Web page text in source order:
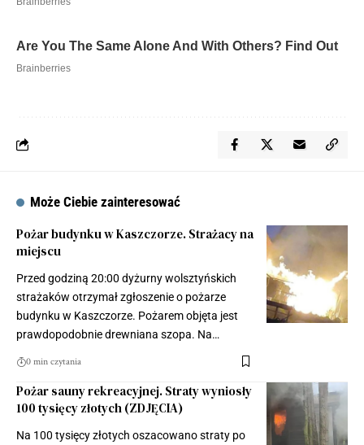
Może Ciebie zainteresować
Pożar budynku w Kaszczorze. Strażacy na
miejscu
Przed godziną 20:00 dyżurny wolsztyńskich
strażaków otrzymał zgłoszenie o pożarze
budynku w Kaszczorze. Pożarem objęta jest
prawdopodobnie drewniana szopa. Na…
0 min czytania
Pożar sauny rekreacyjnej. Straty wyniosły
100 tysięcy złotych (ZDJĘCIA)
Na 100 tysięcy złotych oszacowano straty po